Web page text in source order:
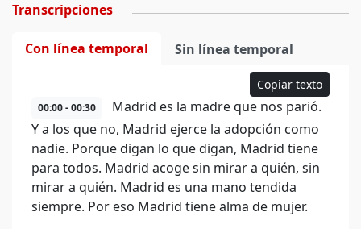
Transcripciones
Con línea temporal Sin línea temporal
Copiar texto
00:00 - 00:30
Madrid es la madre que nos parió.
Y a los que no, Madrid ejerce la adopción como
nadie. Porque digan lo que digan, Madrid tiene
para todos. Madrid acoge sin mirar a quién, sin
mirar a quién. Madrid es una mano tendida
siempre. Por eso Madrid tiene alma de mujer.